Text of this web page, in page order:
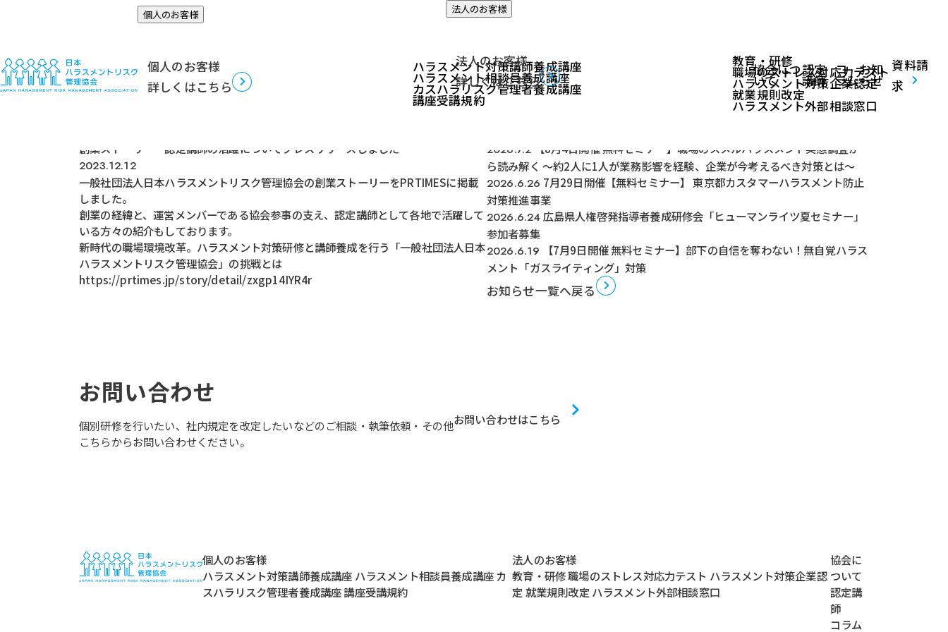
個人のお客様
個人のお客様
詳しくはこちら
ハラスメント対策講師養成講座
ハラスメント相談員養成講座
カスハラリスク管理者養成講座
講座受講規約
法人のお客様
法人のお客様
詳しくはこちら
教育・研修
職場のストレス対応力テスト
ハラスメント対策企業認定
就業規則改定
ハラスメント外部相談窓口
協会につ
いて
認定
講師
コ
ラム
お知
らせ
資料請
求
創業ストーリー・認定講師の活躍についてプレスリリースしました
2023.12.12
一般社団法人日本ハラスメントリスク管理協会の創業ストーリーをPRTIMESに掲載
しました。
創業の経緯と、運営メンバーである協会参事の支え、認定講師として各地で活躍して
いる方々の紹介もしております。
新時代の職場環境改革。ハラスメント対策研修と講師養成を行う「一般社団法人日本
ハラスメントリスク管理協会」の挑戦とは
https://prtimes.jp/story/detail/zxgp14IYR4r
2026.7.2 【8月4日開催 無料セミナー】職場のスメルハラスメント実態調査か
ら読み解く ～約2人に1人が業務影響を経験、企業が今考えるべき対策とは～
2026.6.26 7月29日開催【無料セミナー】 東京都カスタマーハラスメント防止
対策推進事業
2026.6.24 広島県人権啓発指導者養成研修会「ヒューマンライツ夏セミナー」
参加者募集
2026.6.19 【7月9日開催 無料セミナー】部下の自信を奪わない！無自覚ハラス
メント「ガスライティング」対策
お知らせ一覧へ戻る
お問い合わせ
個別研修を行いたい、社内規定を改定したいなどのご相談・執筆依頼・その他
こちらからお問い合わせください。
お問い合わせはこちら
個人のお客様
ハラスメント対策講師養成講座 ハラスメント相談員養成講座 カ
スハラリスク管理者養成講座講座受講規約
法人のお客様
教育・研修職場のストレス対応力テスト ハラスメント対策企業認
定 就業規則改定 ハラスメント外部相談窓口
協会に
ついて
認定講
師
コラム